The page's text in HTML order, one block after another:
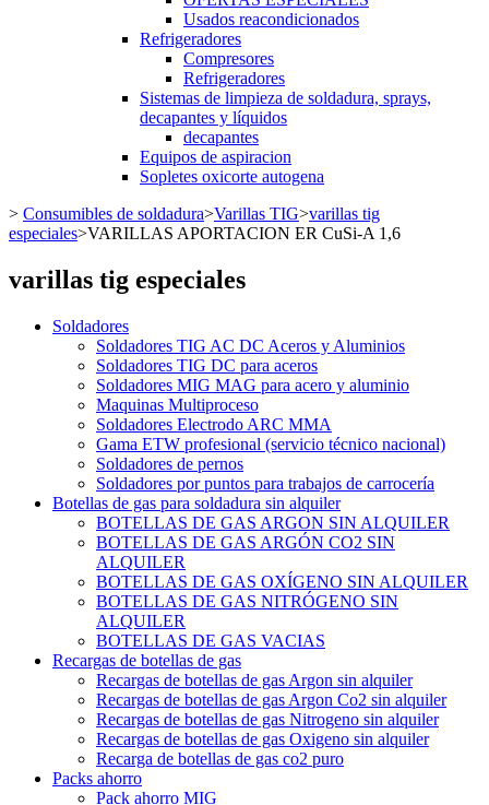
Usados reacondicionados
Refrigeradores
Compresores
Refrigeradores
Sistemas de limpieza de soldadura, sprays,
decapantes y líquidos
decapantes
Equipos de aspiracion
Sopletes oxicorte autogena
> Consumibles de soldadura>Varillas TIG>varillas tig
especiales>VARILLAS APORTACION ER CuSi-A 1,6
varillas tig especiales
Soldadores
Soldadores TIG AC DC Aceros y Aluminios
Soldadores TIG DC para aceros
Soldadores MIG MAG para acero y aluminio
Maquinas Multiproceso
Soldadores Electrodo ARC MMA
Gama ETW profesional (servicio técnico nacional)
Soldadores de pernos
Soldadores por puntos para trabajos de carrocería
Botellas de gas para soldadura sin alquiler
BOTELLAS DE GAS ARGON SIN ALQUILER
BOTELLAS DE GAS ARGÓN CO2 SIN
ALQUILER
BOTELLAS DE GAS OXÍGENO SIN ALQUILER
BOTELLAS DE GAS NITRÓGENO SIN
ALQUILER
BOTELLAS DE GAS VACIAS
Recargas de botellas de gas
Recargas de botellas de gas Argon sin alquiler
Recargas de botellas de gas Argon Co2 sin alquiler
Recargas de botellas de gas Nitrogeno sin alquiler
Recargas de botellas de gas Oxigeno sin alquiler
Recarga de botellas de gas co2 puro
Packs ahorro
Pack ahorro MIG